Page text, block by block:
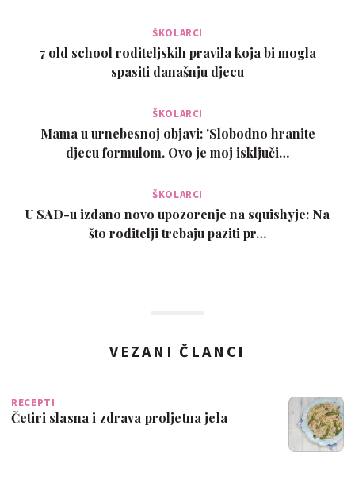
ŠKOLARCI
7 old school roditeljskih pravila koja bi mogla
spasiti današnju djecu
ŠKOLARCI
Mama u urnebesnoj objavi: 'Slobodno hranite
djecu formulom. Ovo je moj isključi…
ŠKOLARCI
U SAD-u izdano novo upozorenje na squishyje: Na
što roditelji trebaju paziti pr…
VEZANI ČLANCI
RECEPTI
Četiri slasna i zdrava proljetna jela